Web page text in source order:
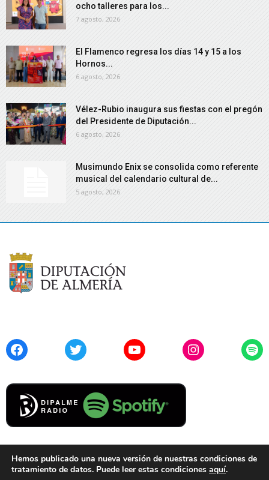
ocho talleres para los...
7 agosto, 2026
El Flamenco regresa los días 14 y 15 a los
Hornos...
6 agosto, 2026
Vélez-Rubio inaugura sus fiestas con el pregón
del Presidente de Diputación...
6 agosto, 2026
Musimundo Enix se consolida como referente
musical del calendario cultural de...
5 agosto, 2026
FacebookTwitter YouTubeInstagram
Cookies
Hemos publicado una nueva versión de nuestras condiciones de
tratamiento de datos. Puede leer estas condiciones aquí.